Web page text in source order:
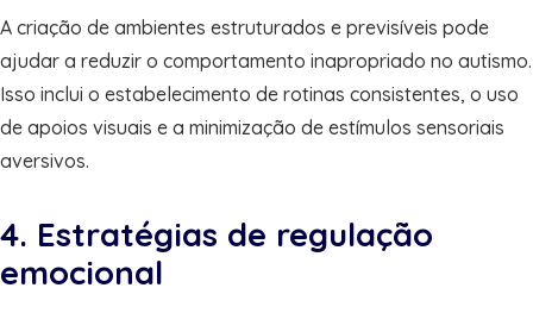
A criação de ambientes estruturados e previsíveis pode
ajudar a reduzir o comportamento inapropriado no autismo.
Isso inclui o estabelecimento de rotinas consistentes, o uso
de apoios visuais e a minimização de estímulos sensoriais
aversivos.
4. Estratégias de regulação
emocional